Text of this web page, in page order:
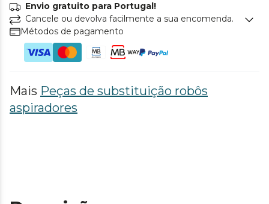
Envio gratuito para Portugal!
Cancele ou devolva facilmente a sua encomenda.
Métodos de pagamento
Mais Peças de substituição robôs
aspiradores